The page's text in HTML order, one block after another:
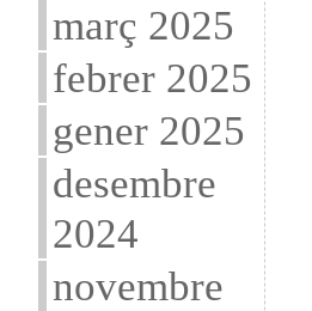
març 2025
febrer 2025
gener 2025
desembre
2024
novembre